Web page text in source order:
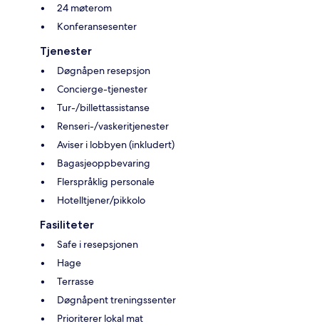
24 møterom
Konferansesenter
Tjenester
Døgnåpen resepsjon
Concierge-tjenester
Tur-/billettassistanse
Renseri-/vaskeritjenester
Aviser i lobbyen (inkludert)
Bagasjeoppbevaring
Flerspråklig personale
Hotelltjener/pikkolo
Fasiliteter
Safe i resepsjonen
Hage
Terrasse
Døgnåpent treningssenter
Prioriterer lokal mat